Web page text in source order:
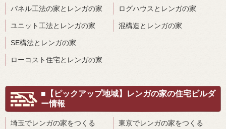
パネル工法の家とレンガの家 ログハウスとレンガの家
ユニット工法とレンガの家 混構造とレンガの家
SE構法とレンガの家
ローコスト住宅とレンガの家
■【ピックアップ地域】レンガの家の住宅ビルダ
ー情報
埼玉でレンガの家をつくる 東京でレンガの家をつくる